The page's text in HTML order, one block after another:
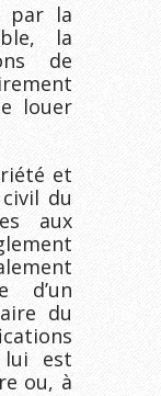
par la
la
de
louer
et
du
aux
d’un
du
est
ou, à